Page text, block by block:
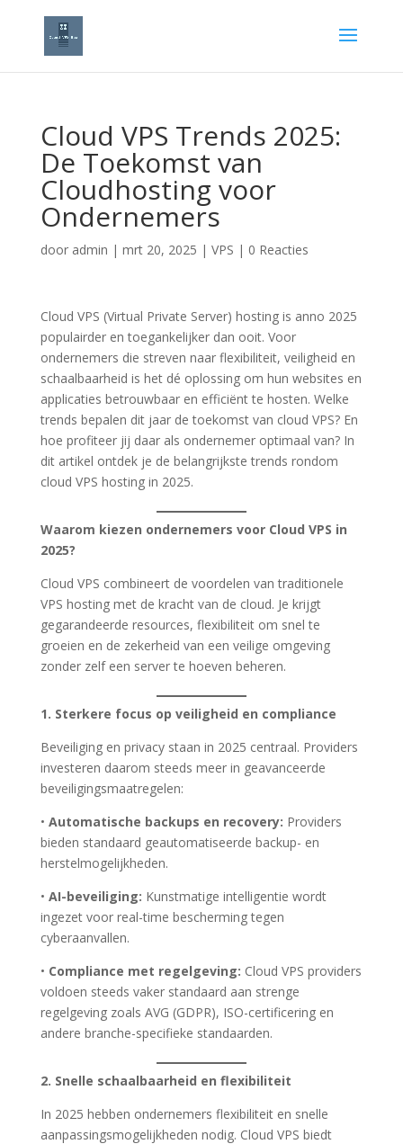
Cloud VPS Trends 2025:
De Toekomst van
Cloudhosting voor
Ondernemers
door admin | mrt 20, 2025 | VPS | 0 Reacties
Cloud VPS (Virtual Private Server) hosting is anno 2025
populairder en toegankelijker dan ooit. Voor
ondernemers die streven naar flexibiliteit, veiligheid en
schaalbaarheid is het dé oplossing om hun websites en
applicaties betrouwbaar en efficiënt te hosten. Welke
trends bepalen dit jaar de toekomst van cloud VPS? En
hoe profiteer jij daar als ondernemer optimaal van? In
dit artikel ontdek je de belangrijkste trends rondom
cloud VPS hosting in 2025.
Waarom kiezen ondernemers voor Cloud VPS in
2025?
Cloud VPS combineert de voordelen van traditionele
VPS hosting met de kracht van de cloud. Je krijgt
gegarandeerde resources, flexibiliteit om snel te
groeien en de zekerheid van een veilige omgeving
zonder zelf een server te hoeven beheren.
1. Sterkere focus op veiligheid en compliance
Beveiliging en privacy staan in 2025 centraal. Providers
investeren daarom steeds meer in geavanceerde
beveiligingsmaatregelen:
• Automatische backups en recovery: Providers
bieden standaard geautomatiseerde backup- en
herstelmogelijkheden.
• AI-beveiliging: Kunstmatige intelligentie wordt
ingezet voor real-time bescherming tegen
cyberaanvallen.
• Compliance met regelgeving: Cloud VPS providers
voldoen steeds vaker standaard aan strenge
regelgeving zoals AVG (GDPR), ISO-certificering en
andere branche-specifieke standaarden.
2. Snelle schaalbaarheid en flexibiliteit
In 2025 hebben ondernemers flexibiliteit en snelle
aanpassingsmogelijkheden nodig. Cloud VPS biedt